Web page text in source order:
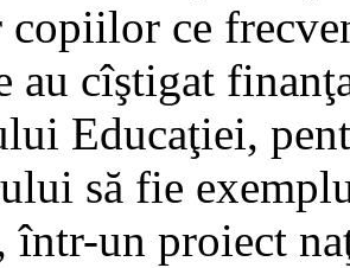
ce
au cîştigat
Educaţiei,
să fie
într-un proiect